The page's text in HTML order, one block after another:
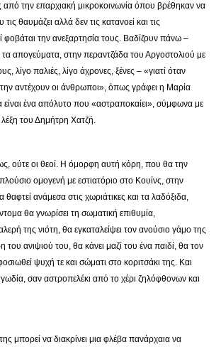
από την επαρχιακή μικροκοινωνία όπου βρέθηκαν να
θαυμάζει αλλά δεν τις κατανοεί και τις
φοβάται την ανεξαρτησία τους. Βαδίζουν πάνω –
απογεύματα, στην περαντζάδα του Αργοστολιού με
λίγο παλιές, λίγο άχρονες, ξένες – «γιατί όταν
την αντέχουν οι άνθρωποι», όπως γράφει η Μαρία
είναι ένα απόλυτο που «αστραποκαίει», σύμφωνα με
του Δημήτρη Χατζή.
ούτε οι θεοί. Η όμορφη αυτή κόρη, που θα την
ομογενή με εστιατόριο στο Κουίνς, στην
ανάμεσα στις χωριάτικες και τα λαδόξιδα,
θα γνωρίσει τη σωματική επιθυμία,
της νιότη, θα εγκαταλείψει τον ανούσιο γάμο της
του ανιψιού του, θα κάνει μαζί του ένα παιδί, θα τον
ψυχή τε και σώματι στο κοριτσάκι της. Και
σαν αστροπελέκι από το χέρι ζηλόφθονων και
μπορεί να διακρίνει μια φλέβα πανάρχαια να